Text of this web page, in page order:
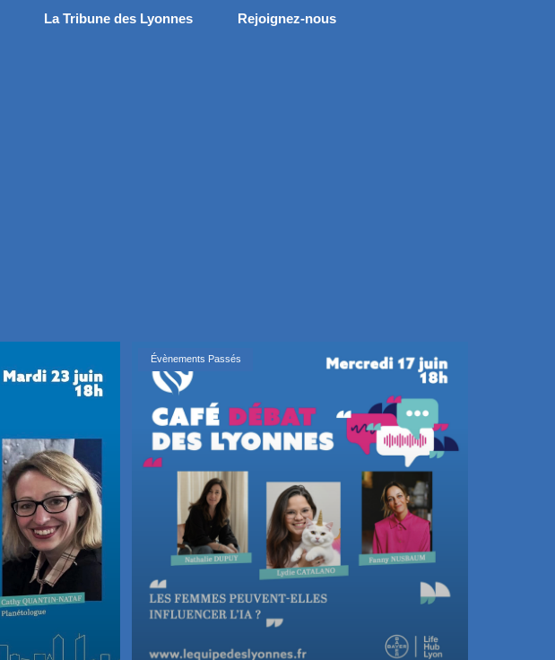
La Tribune des Lyonnes Rejoignez-nous
Évènements Passés